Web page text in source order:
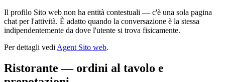
Il profilo Sito web non ha entità contestuali — c'è una sola pagina
chat per l'attività. È adatto quando la conversazione è la stessa
indipendentemente da dove l'utente si trova fisicamente.
Per dettagli vedi Agent Sito web.
Ristorante — ordini al tavolo e